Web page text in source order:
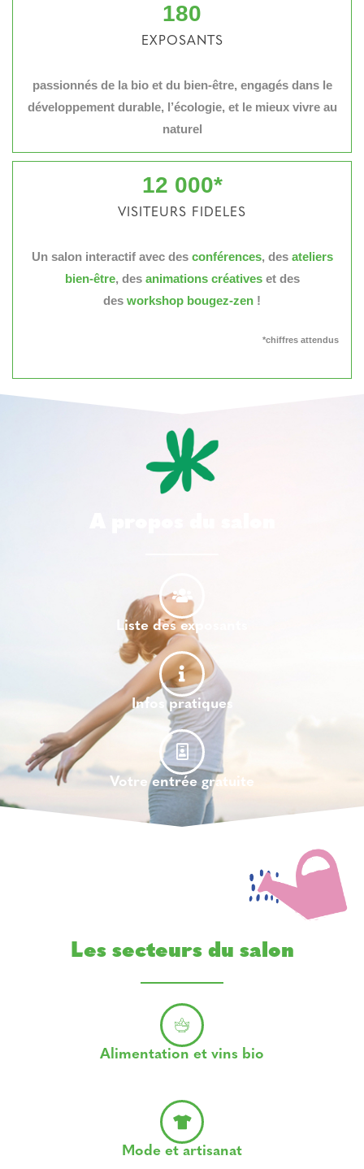
EXPOSANTS
180
passionnés de la bio et du bien-être, engagés dans le
développement durable, l’écologie, et le mieux vivre au
naturel
VISITEURS FIDELES
12 000*
Un salon interactif avec des conférences, des ateliers
bien-être, des animations créativeset des
des workshop bougez-zen !
*chiffres attendus
Liste des exposants
Infos pratiques
Votre entrée gratuite
Les secteurs du salon
Alimentation et vins bio
Mode et artisanat